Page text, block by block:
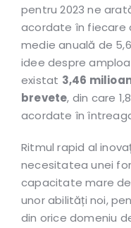
pentru 2023 ne
acordate în fiecare
medie anuală de
idee despre
existat 3,46
brevete, din care
acordate în
Ritmul rapid al
necesitatea unei
capacitate mare
unor abilități noi,
din orice domeniu